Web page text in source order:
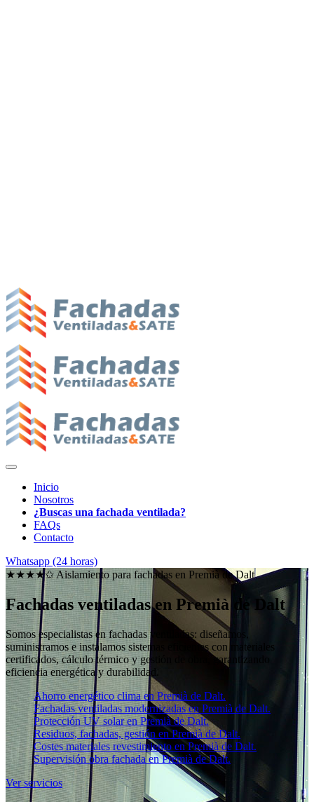
Inicio
Nosotros
¿Buscas una fachada ventilada?
FAQs
Contacto
Whatsapp (24 horas)
★★★★✩ Aislamiento para fachadas en Premià de Dalt
Fachadas ventiladas en Premià de Dalt
Somos especialistas en fachadas ventiladas: diseñamos,
suministramos e instalamos sistemas eficientes con materiales
certificados, cálculo térmico y gestión de obra, garantizando
eficiencia energética y durabilidad.
Ahorro energético clima en Premià de Dalt.
Fachadas ventiladas modernizadas en Premià de Dalt.
Protección UV solar en Premià de Dalt.
Residuos, fachadas, gestión en Premià de Dalt.
Costes materiales revestimiento en Premià de Dalt.
Supervisión obra fachada en Premià de Dalt.
Ver servicios